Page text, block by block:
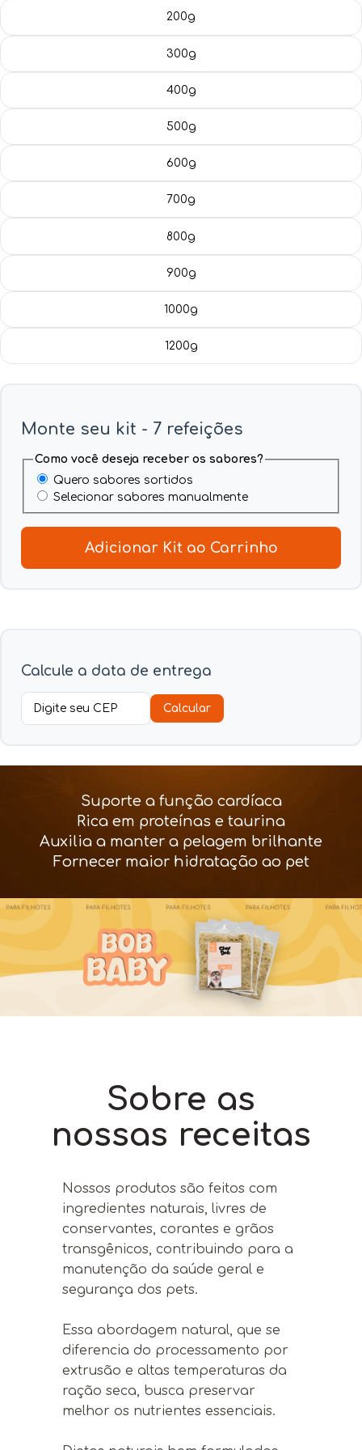
200g
300g
400g
500g
600g
700g
800g
900g
1000g
1200g
Monte seu kit - 7 refeições
Como você deseja receber os sabores?
Quero sabores sortidos
Selecionar sabores manualmente
Adicionar Kit ao Carrinho
Calcule a data de entrega
Calcular
Suporte a função cardíaca
Rica em proteínas e taurina
Auxilia a manter a pelagem brilhante
Fornecer maior hidratação ao pet
Sobre as
nossas receitas
Nossos produtos são feitos com
ingredientes naturais, livres de
conservantes, corantes e grãos
transgênicos, contribuindo para a
manutenção da saúde geral e
segurança dos pets.
Essa abordagem natural, que se
diferencia do processamento por
extrusão e altas temperaturas da
ração seca, busca preservar
melhor os nutrientes essenciais.